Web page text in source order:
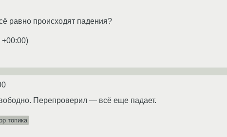
равно происходят падения?
+00:00)
Перепроверил — всё еще падает.
топика